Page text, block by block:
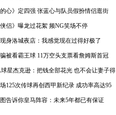
的心》定四强 张蓝心与队员假扮情侣逛街
侠侣》曝龙过花絮 频NG笑场不停
身洛城夜店：我感觉现在过得好极了
被看霸王球 11万空头支票看詹姆斯首冠
星杰克逊：把钱全部花光 也不会让妻子得
125次传球再创西甲新纪录 成功率高达95
告诉你皇马阵容：未来5年都已有保证